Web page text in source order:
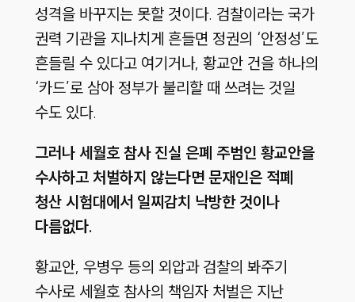
성격을 바꾸지는 못할 것이다. 검찰이라는 국가
권력 기관을 지나치게 흔들면 정권의 ‘안정성’도
흔들릴 수 있다고 여기거나, 황교안 건을 하나의
‘카드’로 삼아 정부가 불리할 때 쓰려는 것일
수도 있다.
그러나 세월호 참사 진실 은폐 주범인 황교안을
수사하고 처벌하지 않는다면 문재인은 적폐
청산 시험대에서 일찌감치 낙방한 것이나
다름없다.
황교안, 우병우 등의 외압과 검찰의 봐주기
수사로 세월호 참사의 책임자 처벌은 지난